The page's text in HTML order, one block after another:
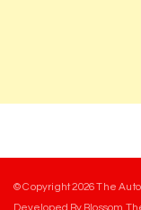
© Copyright 2026The
Developed By Blossom